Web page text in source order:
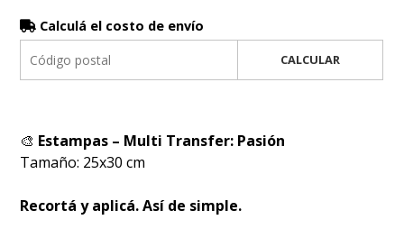
Calculá el costo de envío
CALCULAR
🎨 Estampas – Multi Transfer: Pasión
Tamaño: 25x30 cm
Recortá y aplicá. Así de simple.